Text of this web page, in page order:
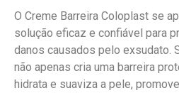
O Creme Barreira Coloplast se
solução eficaz e confiável para
danos causados pelo exsudato.
não apenas cria uma barreira
hidrata e suaviza a pele,